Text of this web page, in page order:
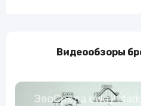
Видеообзоры
ЭвоСреда eWay